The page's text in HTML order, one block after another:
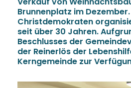
Brunnenplatz im
Christdemokraten
seit über 30 Jahren.
Beschlusses der
der Reinerlös der
Kerngemeinde zur